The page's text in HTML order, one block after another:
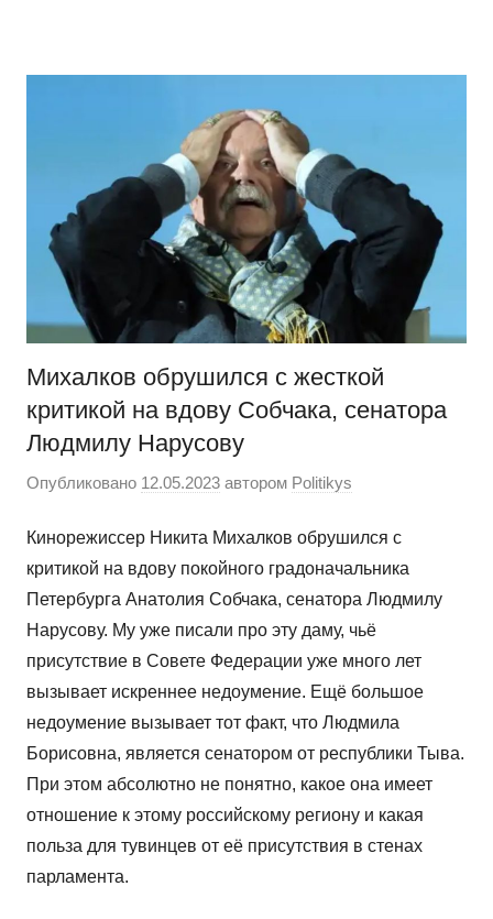
содержимому
Михалков обрушился с жесткой
критикой на вдову Собчака, сенатора
Людмилу Нарусову
Опубликовано 12.05.2023 автором Politikys
Кинорежиссер Никита Михалков обрушился с
критикой на вдову покойного градоначальника
Петербурга Анатолия Собчака, сенатора Людмилу
Нарусову. Му уже писали про эту даму, чьё
присутствие в Совете Федерации уже много лет
вызывает искреннее недоумение. Ещё большое
недоумение вызывает тот факт, что Людмила
Борисовна, является сенатором от республики Тыва.
При этом абсолютно не понятно, какое она имеет
отношение к этому российскому региону и какая
польза для тувинцев от её присутствия в стенах
парламента.